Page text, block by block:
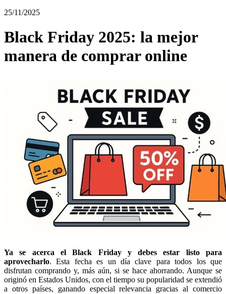
El Corte
Inglés
Salud y
25/11/2025
Black Friday 2025: la mejor
manera de comprar online
Ya se acerca el Black Friday y debes estar listo para
aprovecharlo. Esta fecha es un día clave para todos los que
disfrutan comprando y, más aún, si se hace ahorrando. Aunque se
originó en Estados Unidos, con el tiempo su popularidad se extendió
a otros países, ganando especial relevancia gracias al comercio